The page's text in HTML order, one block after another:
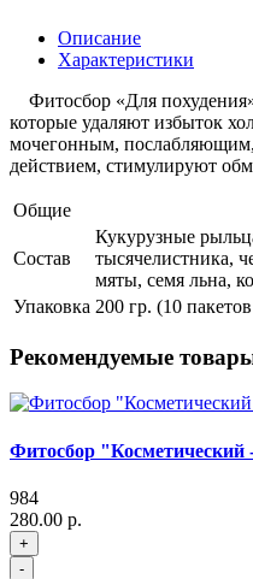
Описание
Характеристики
Фитосбор «Для
которые удаляют избыток
мочегонным,
действием, стимулируют
Общие
Состав
Кукурузные
тысячелистника,
мяты, семя льна,
Упаковка 200 гр. (10
Рекомендуемые
Фитосбор "Косметический
984
280.00 р.
+
-